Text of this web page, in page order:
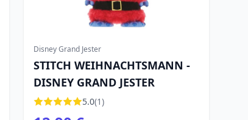
Disney Grand Jester
STITCH WEIHNACHTSMANN -
DISNEY GRAND JESTER
5.0(1)